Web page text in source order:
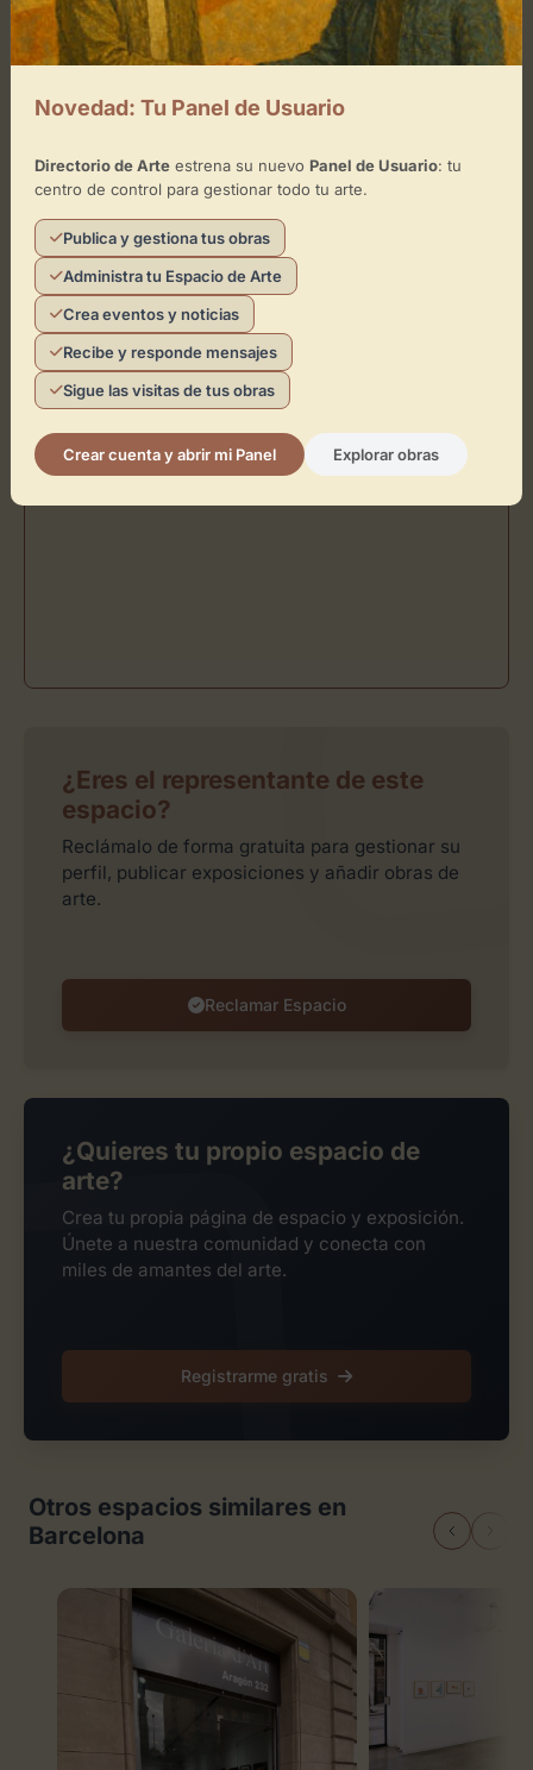
Ubicación de PALMADOTZE
Cómo llegar
¿Eres el representante de este
espacio?
Reclámalo de forma gratuita para gestionar su
perfil, publicar exposiciones y añadir obras de
arte.
Reclamar Espacio
¿Quieres tu propio espacio de
arte?
Crea tu propia página de espacio y exposición.
Únete a nuestra comunidad y conecta con
miles de amantes del arte.
Registrarme gratis
Otros espacios similares en
Barcelona
Novedad: Tu Panel de Usuario
Directorio de Arteestrena su nuevo Panel de Usuario: tu
centro de control para gestionar todo tu arte.
Publica y gestiona tus obras
Administra tu Espacio de Arte
Crea eventos y noticias
Recibe y responde mensajes
Sigue las visitas de tus obras
Crear cuenta y abrir mi Panel Explorar obras